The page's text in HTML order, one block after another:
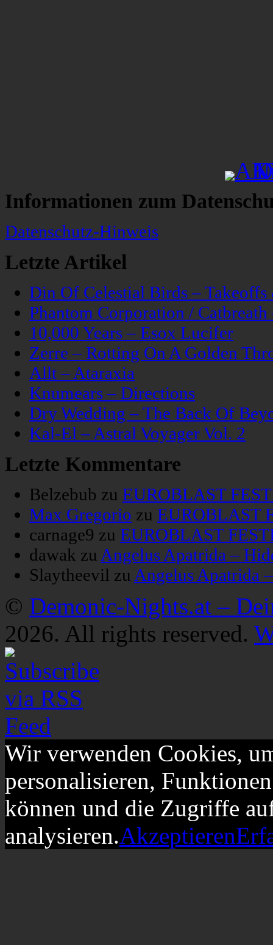
Informationen zum
Datenschutz-Hinweis
Letzte Artikel
Din Of Celestial Birds –
Phantom Corporation /
10,000 Years – Esox Lucifer
Zerre – Rotting On A Golden
Allt – Ataraxia
Knumears – Directions
Dry Wedding – The Back Of
Kal-El – Astral Voyager Vol. 2
Letzte Kommentare
Belzebub zu EUROBLAST
Max Gregorio zu EUROBLAST
carnage9 zu EUROBLAST
dawak zu Angelus Apatrida –
Slaytheevil zu Angelus Apatrida
© Demonic-Nights.at –
2026. All rights reserved.
Wir verwenden Cookies,
personalisieren,
können und die Zugriffe
analysieren.Akzeptieren